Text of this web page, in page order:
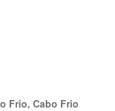
Frio, Cabo Frio